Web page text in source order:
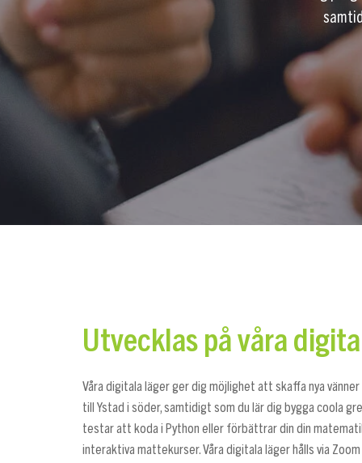
Utvecklas på våra
Våra digitala läger ger dig möjlighet att skaffa nya vänner
till Ystad i söder, samtidigt som du lär dig bygga coola
testar att koda i Python eller förbättrar din din
interaktiva mattekurser. Våra digitala läger hålls via